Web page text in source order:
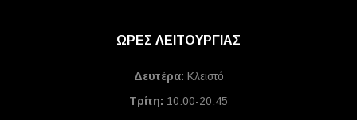
ΩΡΕΣ ΛΕΙΤΟΥΡΓΙΑΣ
Δευτέρα: Κλειστό
Τρίτη: 10:00-20:45